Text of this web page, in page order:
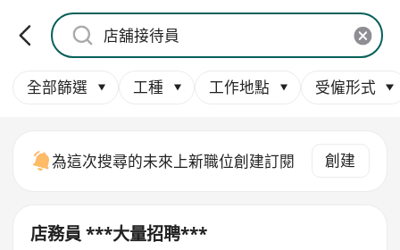
全部篩選 工種 工作地點 受僱形式
為這次搜尋的未來上新職位創建訂閱 創建
店務員 ***大量招聘***